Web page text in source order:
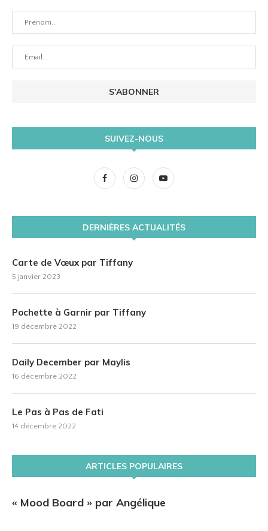
SUIVEZ-NOUS
DERNIÈRES ACTUALITÉS
Carte de Vœux par Tiffany
5 janvier 2023
Pochette à Garnir par Tiffany
19 décembre 2022
Daily December par Maylis
16 décembre 2022
Le Pas à Pas de Fati
14 décembre 2022
ARTICLES POPULAIRES
« Mood Board » par Angélique